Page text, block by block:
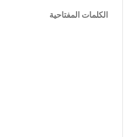
الكلمات المفتاحية